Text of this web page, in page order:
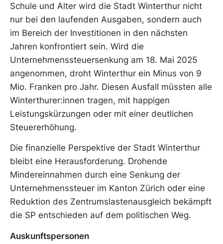
Schule und Alter wird die Stadt Winterthur nicht
nur bei den laufenden Ausgaben, sondern auch
im Bereich der Investitionen in den nächsten
Jahren konfrontiert sein. Wird die
Unternehmenssteuersenkung am 18. Mai 2025
angenommen, droht Winterthur ein Minus von 9
Mio. Franken pro Jahr. Diesen Ausfall müssten alle
Winterthurer:innen tragen, mit happigen
Leistungskürzungen oder mit einer deutlichen
Steuererhöhung.
Die finanzielle Perspektive der Stadt Winterthur
bleibt eine Herausforderung. Drohende
Mindereinnahmen durch eine Senkung der
Unternehmenssteuer im Kanton Zürich oder eine
Reduktion des Zentrumslastenausgleich bekämpft
die SP entschieden auf dem politischen Weg.
Auskunftspersonen